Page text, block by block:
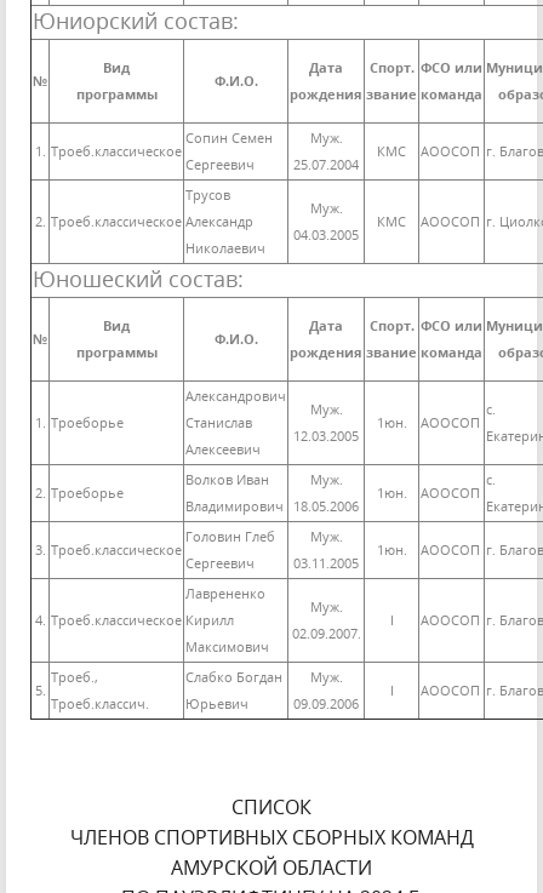
Юниорский состав:
№
Вид
программы
Ф.И.О.
Дата
рождения
Спорт.
звание
ФСО или
команда
1. Троеб.классическое
Сопин Семен
Сергеевич
Муж.
25.07.2004
КМС АООСОП г.
2. Троеб.классическое
Трусов
Александр
Николаевич
Муж.
04.03.2005
КМС АООСОП г.
Юношеский состав:
№
Вид
программы
Ф.И.О.
Дата
рождения
Спорт.
звание
ФСО или
команда
1. Троеборье
Александрович
Станислав
Алексеевич
Муж.
12.03.2005
1юн. АООСОП
с.
2. Троеборье
Волков Иван
Владимирович
Муж.
18.05.2006
1юн. АООСОП
с.
3. Троеб.классическое
Головин Глеб
Сергеевич
Муж.
03.11.2005
1юн. АООСОП г.
4. Троеб.классическое
Лаврененко
Кирилл
Максимович
Муж.
02.09.2007.
I АООСОП г.
5.
Троеб.,
Троеб.классич.
Слабко Богдан
Юрьевич
Муж.
09.09.2006
I АООСОП г.
СПИСОК
ЧЛЕНОВ СПОРТИВНЫХ СБОРНЫХ КОМАНД
АМУРСКОЙ ОБЛАСТИ